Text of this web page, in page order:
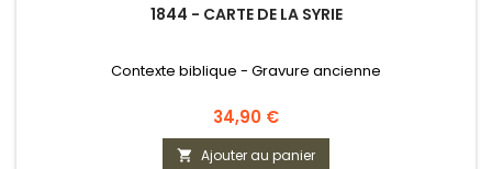
1844 - CARTE DE LA SYRIE
Contexte biblique - Gravure ancienne
Prix
34,90 €
 Ajouter au panier